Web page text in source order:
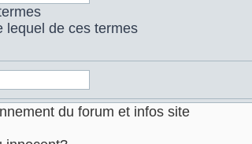
lequel de ces termes